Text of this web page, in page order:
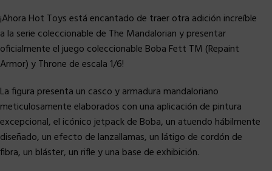
¡Ahora Hot Toys está encantado de traer otra adición increíble
a la serie coleccionable de The Mandalorian y presentar
oficialmente el juego coleccionable Boba Fett TM (Repaint
Armor) y Throne de escala 1/6!
La figura presenta un casco y armadura mandaloriano
meticulosamente elaborados con una aplicación de pintura
excepcional, el icónico jetpack de Boba, un atuendo hábilmente
diseñado, un efecto de lanzallamas, un látigo de cordón de
fibra, un bláster, un rifle y una base de exhibición.